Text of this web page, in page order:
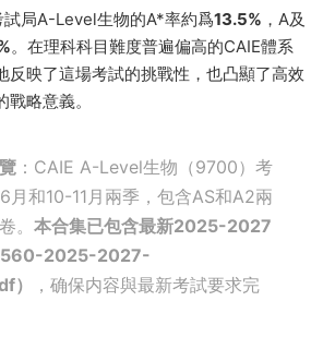
局A-Level生物的A*率約爲13.5% ，A及
。在理科科目難度普遍偏高的CAIE體系
反映了這場考試的挑戰性，也凸顯了高效
略意義。
：CAIE A-Level生物（9700）考
月和10-11月兩季，包含AS和A2兩
。 本合集已包含最新2025-2027
2025-2027-
）
，确保内容與最新考試要求完